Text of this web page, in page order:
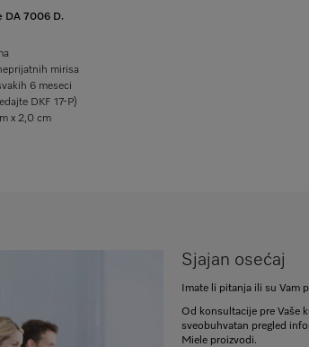
DA 7006 D.
mirisa
6 meseci
DKF 17-P)
x 2,0 cm
Sjajan osećaj
Imate li pitanja ili su Vam
Od konsultacije pre Vaše
sveobuhvatan pregled
Miele proizvodi.